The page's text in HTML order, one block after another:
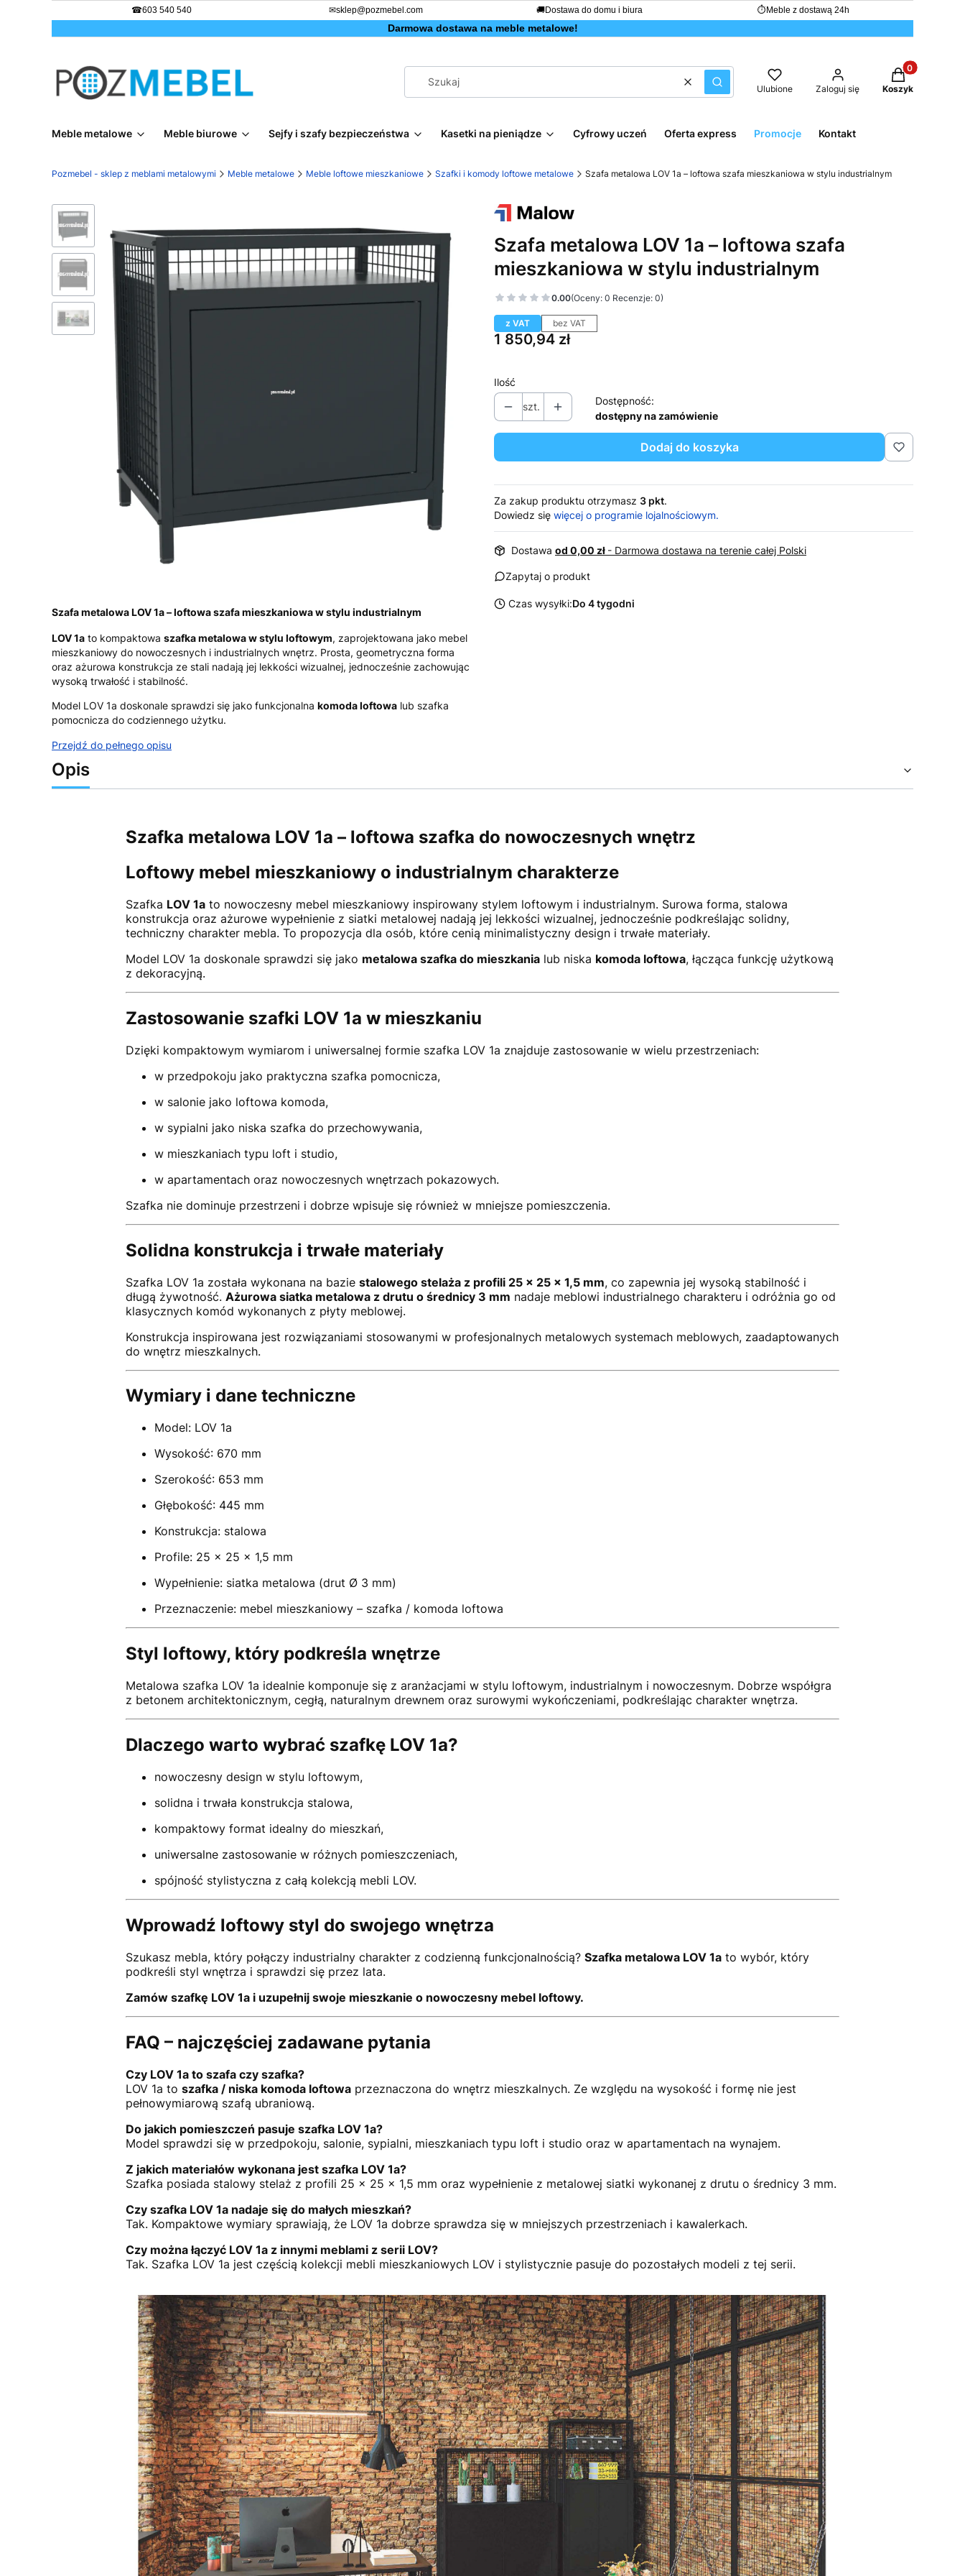
☎603 540 540 ✉sklep@pozmebel.com 🚚Dostawa do domu i biura ⏱ Meble z dostawą 24h
Darmowa dostawa na meble metalowe!
WyczyśćSzukaj Ulubione Zaloguj się
Produkty w
Koszyk
Meble metalowe Meble biurowe Sejfy i szafy bezpieczeństwa Kasetki na pieniądze Cyfrowy uczeń Oferta express Promocje Kontakt
Pozmebel - sklep z meblami metalowymi Meble metalowe Meble loftowe mieszkaniowe Szafki i komody loftowe metalowe Szafa metalowa LOV 1a – loftowa szafa mieszkaniowa w stylu industrialnym
Szafa metalowa LOV 1a – loftowa szafa mieszkaniowa w stylu industrialnym
LOV 1a to kompaktowa szafka metalowa w stylu loftowym, zaprojektowana jako mebel
mieszkaniowy do nowoczesnych i industrialnych wnętrz. Prosta, geometryczna forma
oraz ażurowa konstrukcja ze stali nadają jej lekkości wizualnej, jednocześnie zachowując
wysoką trwałość i stabilność.
Model LOV 1a doskonale sprawdzi się jako funkcjonalna komoda loftowa lub szafka
pomocnicza do codziennego użytku.
Przejdź do pełnego opisu
Szafa metalowa LOV 1a – loftowa szafa
mieszkaniowa w stylu industrialnym
0.00(Oceny: 0 Recenzje: 0)
z VAT bez VAT
Cena
1 850,94 zł
Ilość
szt.
Dostępność:
dostępny na zamówienie
Dodaj do koszyka
Za zakup produktu otrzymasz 3 pkt.
Dowiedz się więcej o programie lojalnościowym.
Dostawa od 0,00 zł - Darmowa dostawa na terenie całej Polski
Zapytaj o produkt
Czas wysyłki:Do 4 tygodni
Opis
Szafka metalowa LOV 1a – loftowa szafka do nowoczesnych wnętrz
Loftowy mebel mieszkaniowy o industrialnym charakterze
Szafka LOV 1ato nowoczesny mebel mieszkaniowy inspirowany stylem loftowym i industrialnym. Surowa forma, stalowa
konstrukcja oraz ażurowe wypełnienie z siatki metalowej nadają jej lekkości wizualnej, jednocześnie podkreślając solidny,
techniczny charakter mebla. To propozycja dla osób, które cenią minimalistyczny design i trwałe materiały.
Model LOV 1a doskonale sprawdzi się jako metalowa szafka do mieszkanialub niska komoda loftowa, łącząca funkcję użytkową
z dekoracyjną.
Zastosowanie szafki LOV 1a w mieszkaniu
Dzięki kompaktowym wymiarom i uniwersalnej formie szafka LOV 1a znajduje zastosowanie w wielu przestrzeniach:
w przedpokoju jako praktyczna szafka pomocnicza,
w salonie jako loftowa komoda,
w sypialni jako niska szafka do przechowywania,
w mieszkaniach typu loft i studio,
w apartamentach oraz nowoczesnych wnętrzach pokazowych.
Szafka nie dominuje przestrzeni i dobrze wpisuje się również w mniejsze pomieszczenia.
Solidna konstrukcja i trwałe materiały
Szafka LOV 1a została wykonana na bazie stalowego stelaża z profili 25 × 25 × 1,5 mm, co zapewnia jej wysoką stabilność i
długą żywotność. Ażurowa siatka metalowa z drutu o średnicy 3 mm nadaje meblowi industrialnego charakteru i odróżnia go od
klasycznych komód wykonanych z płyty meblowej.
Konstrukcja inspirowana jest rozwiązaniami stosowanymi w profesjonalnych metalowych systemach meblowych, zaadaptowanych
do wnętrz mieszkalnych.
Wymiary i dane techniczne
Model: LOV 1a
Wysokość: 670 mm
Szerokość: 653 mm
Głębokość: 445 mm
Konstrukcja: stalowa
Profile: 25 × 25 × 1,5 mm
Wypełnienie: siatka metalowa (drut Ø 3 mm)
Przeznaczenie: mebel mieszkaniowy – szafka / komoda loftowa
Styl loftowy, który podkreśla wnętrze
Metalowa szafka LOV 1a idealnie komponuje się z aranżacjami w stylu loftowym, industrialnym i nowoczesnym. Dobrze współgra
z betonem architektonicznym, cegłą, naturalnym drewnem oraz surowymi wykończeniami, podkreślając charakter wnętrza.
Dlaczego warto wybrać szafkę LOV 1a?
nowoczesny design w stylu loftowym,
solidna i trwała konstrukcja stalowa,
kompaktowy format idealny do mieszkań,
uniwersalne zastosowanie w różnych pomieszczeniach,
spójność stylistyczna z całą kolekcją mebli LOV.
Wprowadź loftowy styl do swojego wnętrza
Szukasz mebla, który połączy industrialny charakter z codzienną funkcjonalnością? Szafka metalowa LOV 1ato wybór, który
podkreśli styl wnętrza i sprawdzi się przez lata.
Zamów szafkę LOV 1a i uzupełnij swoje mieszkanie o nowoczesny mebel loftowy.
FAQ – najczęściej zadawane pytania
Czy LOV 1a to szafa czy szafka?
LOV 1a to szafka / niska komoda loftowaprzeznaczona do wnętrz mieszkalnych. Ze względu na wysokość i formę nie jest
pełnowymiarową szafą ubraniową.
Do jakich pomieszczeń pasuje szafka LOV 1a?
Model sprawdzi się w przedpokoju, salonie, sypialni, mieszkaniach typu loft i studio oraz w apartamentach na wynajem.
Z jakich materiałów wykonana jest szafka LOV 1a?
Szafka posiada stalowy stelaż z profili 25 × 25 × 1,5 mm oraz wypełnienie z metalowej siatki wykonanej z drutu o średnicy 3 mm.
Czy szafka LOV 1a nadaje się do małych mieszkań?
Tak. Kompaktowe wymiary sprawiają, że LOV 1a dobrze sprawdza się w mniejszych przestrzeniach i kawalerkach.
Czy można łączyć LOV 1a z innymi meblami z serii LOV?
Tak. Szafka LOV 1a jest częścią kolekcji mebli mieszkaniowych LOV i stylistycznie pasuje do pozostałych modeli z tej serii.